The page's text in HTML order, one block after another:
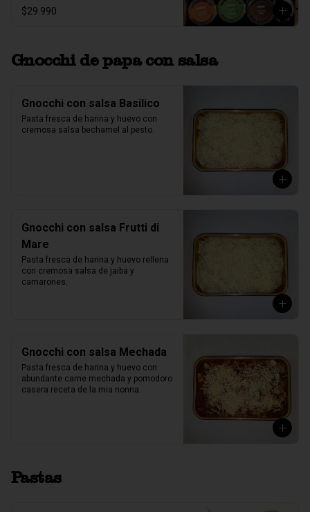
pistacho, piel de naranja confitada,
marrasquino, pistacho y una exquisita
$29.990
Gnocchi de papa con salsa
Gnocchi con salsa Basilico
Pasta fresca de harina y huevo con
cremosa salsa bechamel al pesto.
Gnocchi con salsa Frutti di
Mare
Pasta fresca de harina y huevo rellena
con cremosa salsa de jaiba y
camarones.
Gnocchi con salsa Mechada
Pasta fresca de harina y huevo con
abundante carne mechada y pomodoro
casera receta de la mia nonna.
Pastas